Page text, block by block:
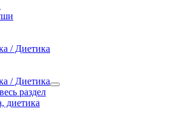
/ Диетика
/ Диетика
раздел
диетика